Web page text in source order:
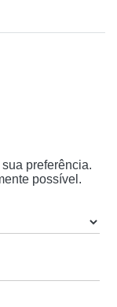
preferência.
possível.